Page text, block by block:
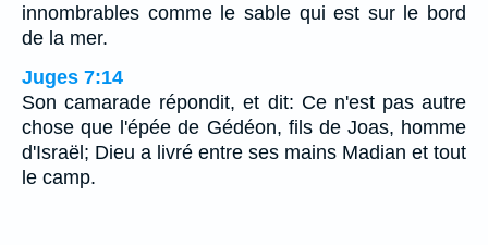
innombrables comme le sable qui est sur le bord
de la mer.
Juges 7:14
Son camarade répondit, et dit: Ce n'est pas autre
chose que l'épée de Gédéon, fils de Joas, homme
d'Israël; Dieu a livré entre ses mains Madian et tout
le camp.